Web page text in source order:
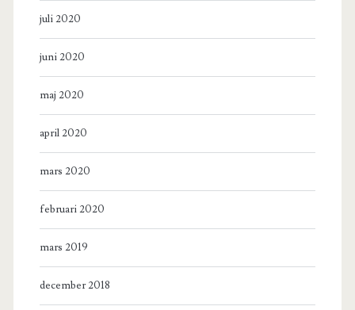
juli 2020
juni 2020
maj 2020
april 2020
mars 2020
februari 2020
mars 2019
december 2018